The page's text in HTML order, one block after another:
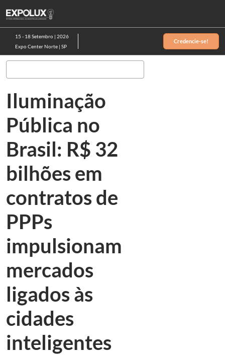
para
o
conteúdo
15 - 18 Setembro | 2026
Expo Center Norte | SP
Credencie-se!
Iluminação
Pública no
Brasil: R$ 32
bilhões em
contratos de
PPPs
impulsionam
mercados
ligados às
cidades
inteligentes